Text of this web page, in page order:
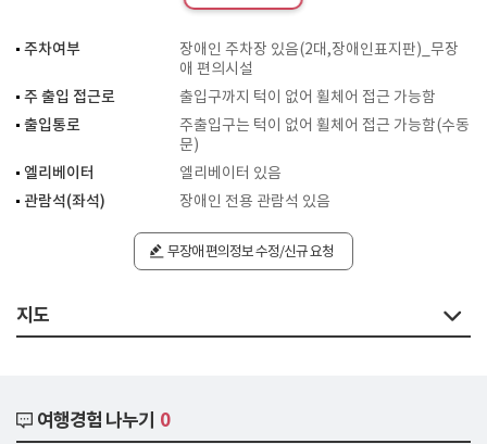
주차여부
장애인 주차장 있음(2대,장애인표지판)_무장
애 편의시설
주 출입 접근로
출입구까지 턱이 없어 휠체어 접근 가능함
출입통로
주출입구는 턱이 없어 휠체어 접근 가능함(수동
문)
엘리베이터
엘리베이터 있음
관람석(좌석)
장애인 전용 관람석 있음
무장애 편의정보 수정/신규 요청
지도
여행경험 나누기 0